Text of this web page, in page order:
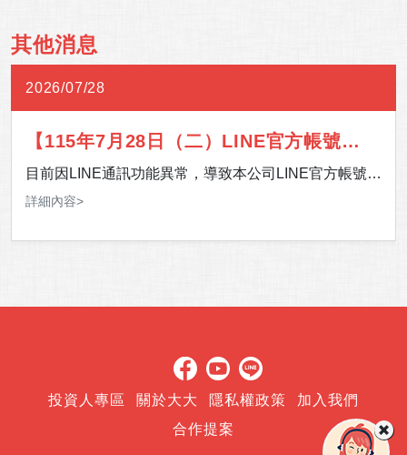
其他消息
2026/07/28
【115年7月28日（二）LINE官方帳號通
訊異常】
目前因LINE通訊功能異常，導致本公司LINE官方帳號暫
時無法提供服務。 影響期間，如有服務需求，歡迎多加
詳細內容>
投資人專區 關於大大 隱私權政策
加入我們
合作提案